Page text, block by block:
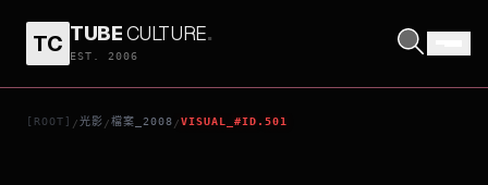
TC TUBECULTURE.
EST. 2006
[ROOT] /光影 /檔案_2008 /VISUAL_#ID.501
貓咪咕咕